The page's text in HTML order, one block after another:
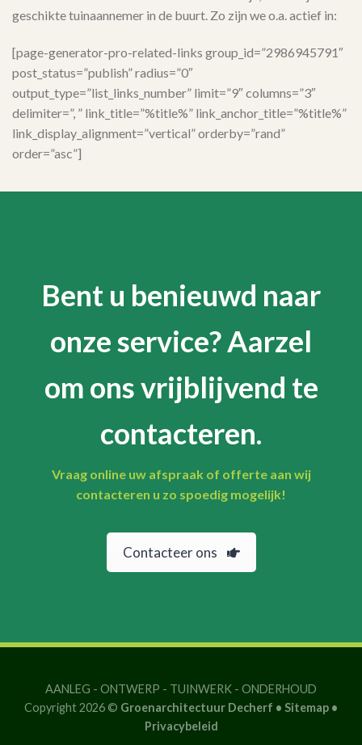
geschikte tuinaannemer in de buurt. Zo zijn we o.a. actief in:
[page-generator-pro-related-links group_id=”2986945791″
post_status=”publish” radius=”0″
output_type=”list_links_number” limit=”9″ columns=”3″
delimiter=”, ” link_title=”%title%” link_anchor_title=”%title%”
link_display_alignment=”vertical” orderby=”rand”
order=”asc”]
Bent u benieuwd naar
onze service? Aarzel
om ons vrijblijvend te
contacteren.
Vraag online uw afspraak of offerte aan wij
contacteren u zo spoedig mogelijk!
Contacteer ons
AANLEG - ONTWERP - TUINWERK - ONDERHOUD
Copyright 2026 © Groenarchitectuur Decherf • Sitemap •
Privacybeleid